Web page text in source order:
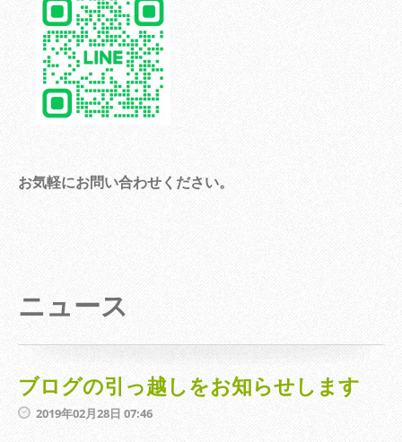
お気軽にお問い合わせください。
ニュース
ブログの引っ越しをお知らせします
2019年02月28日 07:46